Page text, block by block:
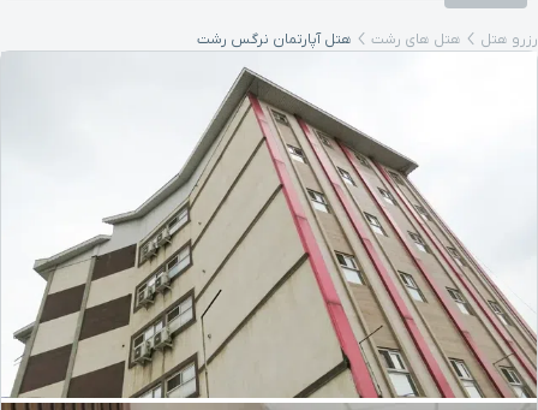
رزرو هتل هتل های رشت هتل آپارتمان نرگس رشت